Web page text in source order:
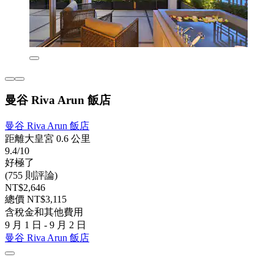
曼谷 Riva Arun 飯店
曼谷 Riva Arun 飯店
距離大皇宮 0.6 公里
9.4/10
好極了
(755 則評論)
NT$2,646
總價 NT$3,115
含稅金和其他費用
9 月 1 日 - 9 月 2 日
曼谷 Riva Arun 飯店